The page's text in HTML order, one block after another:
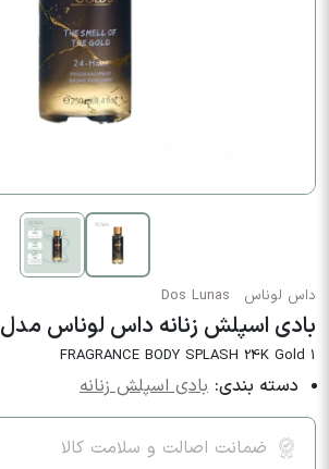
داس لوناس Dos Lunas
بادی اسپلش زنانه داس لوناس مدل 24K GOLD1
FRAGRANCE BODY SPLASH 24K Gold 1
دسته بندی: بادی اسپلش زنانه
ضمانت اصالت و سلامت کالا